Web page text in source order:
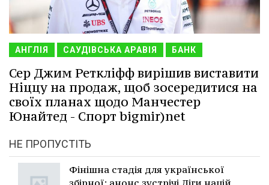
АНГЛІЯ САУДІВСЬКА АРАВІЯ БАНК
Сер Джим Реткліфф вирішив виставити
Ніццу на продаж, щоб зосередитися на
своїх планах щодо Манчестер
Юнайтед - Спорт bigmir)net
НЕ ПРОПУСТІТЬ
Фінішна стадія для української
збірної: анонс зустрічі Ліги націй